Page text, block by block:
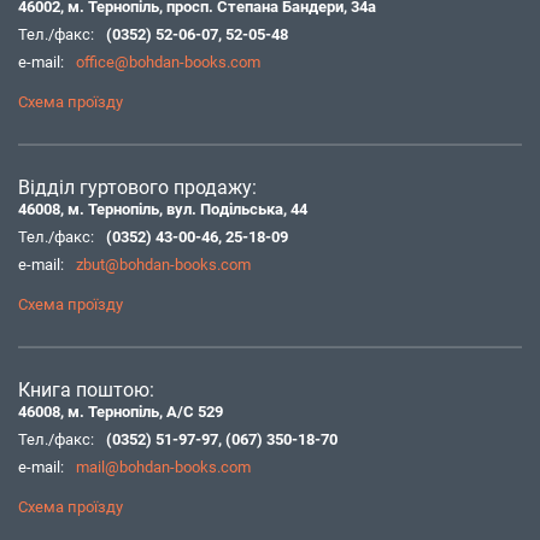
46002, м. Тернопіль, просп. Степана Бандери, 34а
Тел./факс:
(0352) 52-06-07, 52-05-48
e-mail:
office@bohdan-books.com
Схема проїзду
Відділ гуртового продажу:
46008, м. Тернопіль, вул. Подільська, 44
Тел./факс:
(0352) 43-00-46, 25-18-09
e-mail:
zbut@bohdan-books.com
Схема проїзду
Книга поштою:
46008, м. Тернопіль, А/С 529
Тел./факс:
(0352) 51-97-97, (067) 350-18-70
e-mail:
mail@bohdan-books.com
Схема проїзду